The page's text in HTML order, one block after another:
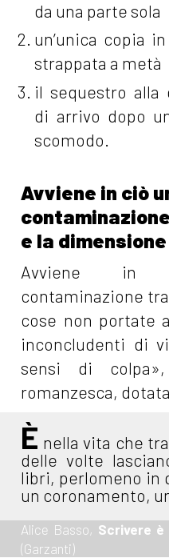
da una parte sola
un’unica copia
strappata a metà
il sequestro alla
di arrivo dopo
scomodo.
Avviene in ciò
e la
Avviene in
contaminazione
cose non portate
inconcludenti di
sensi di
romanzesca,
È nella vita che
delle volte
libri, perlomeno in
un coronamento,
Alice Basso, Scrivere è
(Garzanti)